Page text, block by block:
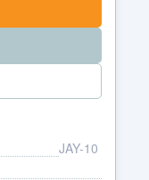
JAY-10